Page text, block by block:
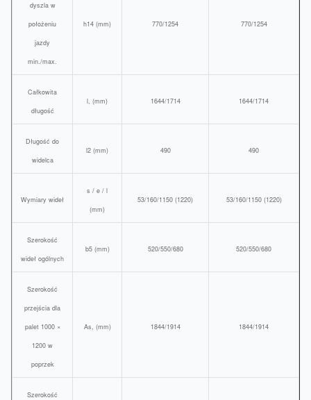
dyszla w
położeniu
jazdy
min./max.
h14 (mm) 770/1254 770/1254
Całkowita
długość
l, (mm) 1644/1714 1644/1714
Długość do
widelca
l2 (mm) 490 490
Wymiary wideł
s / e / l
(mm)
53/160/1150 (1220) 53/160/1150 (1220)
Szerokość
wideł ogólnych
b5 (mm) 520/550/680 520/550/680
Szerokość
przejścia dla
palet 1000 ×
1200 w
poprzek
As, (mm) 1844/1914 1844/1914
Szerokość